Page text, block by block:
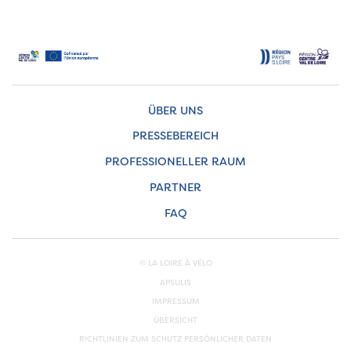
ÜBER UNS
PRESSEBEREICH
PROFESSIONELLER RAUM
PARTNER
FAQ
© LA LOIRE À VÉLO
APSULIS
IMPRESSUM
ÜBERSICHT
RICHTLINIEN ZUM SCHUTZ PERSÖNLICHER DATEN